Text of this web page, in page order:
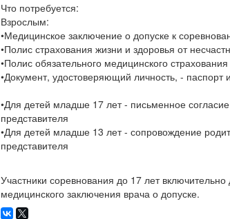
Что потребуется:
Взрослым:
•Медицинское заключение о допуске к
•Полис страхования жизни и здоровья от
•Полис обязательного медицинского страхования
•Документ, удостоверяющий личность, - паспорт
•Для детей младше 17 лет - письменное
представителя
•Для детей младше 13 лет - сопровождение
представителя
Участники соревнования до 17 лет
медицинского заключения врача о допуске.